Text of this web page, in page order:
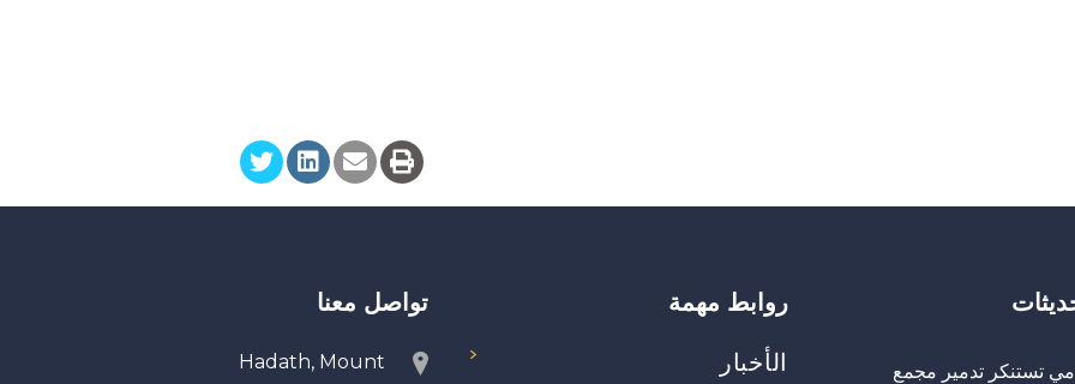
تستنكر تدمير مجمع
روابط مهمة
الأخبار
تواصل معنا
Hadath, Mount